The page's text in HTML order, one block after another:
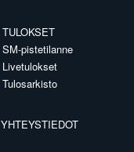
TULOKSET
SM-pistetilanne
Livetulokset
Tulosarkisto
YHTEYSTIEDOT